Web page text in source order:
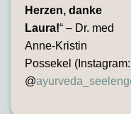
Herzen, danke
Laura!“ – Dr. med
Anne-Kristin
Possekel (Instagram:
@